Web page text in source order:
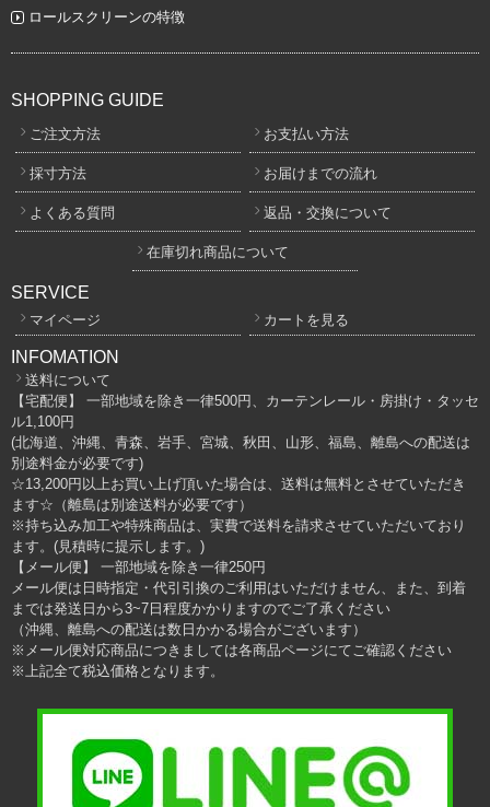
ロールスクリーンの特徴
SHOPPING GUIDE
ご注文方法 お支払い方法
採寸方法 お届けまでの流れ
よくある質問 返品・交換について
在庫切れ商品について
SERVICE
マイページ カートを見る
INFOMATION
送料について
【宅配便】 一部地域を除き一律500円、カーテンレール・房掛け・タッセ
ル1,100円
(北海道、沖縄、青森、岩手、宮城、秋田、山形、福島、離島への配送は
別途料金が必要です)
☆13,200円以上お買い上げ頂いた場合は、送料は無料とさせていただき
ます☆（離島は別途送料が必要です）
※持ち込み加工や特殊商品は、実費で送料を請求させていただいており
ます。(見積時に提示します。)
【メール便】 一部地域を除き一律250円
メール便は日時指定・代引引換のご利用はいただけません、また、到着
までは発送日から3~7日程度かかりますのでご了承ください
（沖縄、離島への配送は数日かかる場合がございます）
※メール便対応商品につきましては各商品ページにてご確認ください
※上記全て税込価格となります。